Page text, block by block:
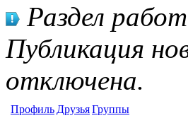
Раздел
Публикация
отключена.
Профиль ДрузьяГруппы